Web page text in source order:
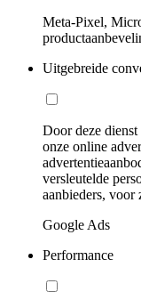
Meta-Pixel,
Uitgebreide
Door deze dienst
onze online
versleutelde
aanbieders, voor
Google Ads
Performance